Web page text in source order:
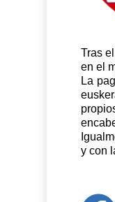
Tras
en el
La
y con